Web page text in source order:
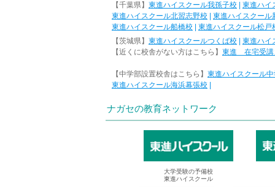
【千葉県】 東進ハイスクール我孫子校 東進ハイ
東進ハイスクール北習志野校
東進ハイスクール
東進ハイスクール船橋校
東進ハイスクール松戸
【茨城県】 東進ハイスクールつくば校 東進ハイ
【近くに校舎がない方はこちら】 東進 在宅受講
【中学部設置校舎はこちら】 東進ハイスクール
東進ハイスクール海浜幕張校
ナガセの教育ネットワーク
大学受験の予備校
東進ハイスクール